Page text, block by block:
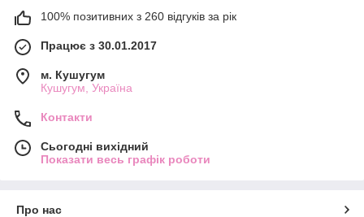
100% позитивних з 260 відгуків за рік
Працює з 30.01.2017
м. Кушугум
Кушугум, Україна
Контакти
Сьогодні вихідний
Показати весь графік роботи
Про нас